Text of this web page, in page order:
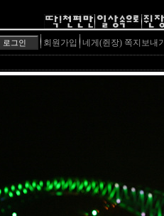
회원가입 네게(쥔장) 쪽지보내기